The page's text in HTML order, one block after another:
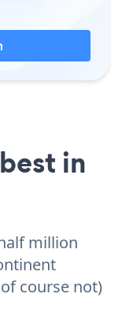
in
million
course not)